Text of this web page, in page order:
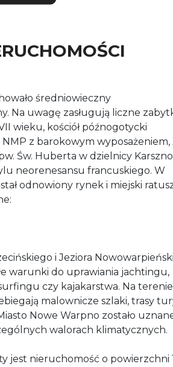
średniowieczny
Na uwagę zasługują liczne
wieku, kościół późnogotycki
z barokowym wyposażeniem,
Św. Huberta w dzielnicy
neorenesansu francuskiego. W
odnowiony rynek i miejski
i Jeziora
warunki do uprawiania jachtingu,
czy kajakarstwa. Na
malownicze szlaki, trasy
Nowe Warpno zostało
walorach klimatycznych.
jest nieruchomość o powierzchni